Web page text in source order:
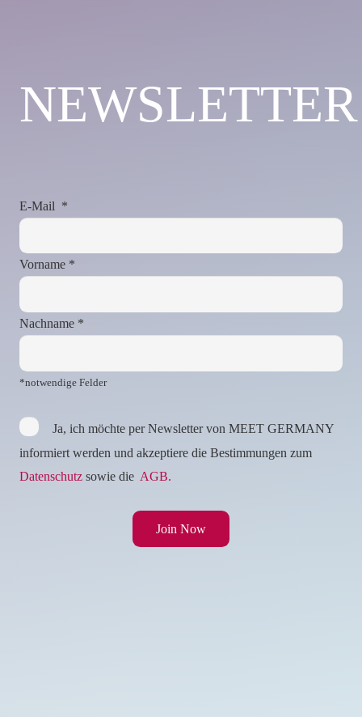
NEWSLETTER
E-Mail *
Vorname *
Nachname *
*notwendige Felder
Ja, ich möchte per Newsletter von MEET GERMANY
informiert werden und akzeptiere die Bestimmungen zum
Datenschutz sowie die AGB.